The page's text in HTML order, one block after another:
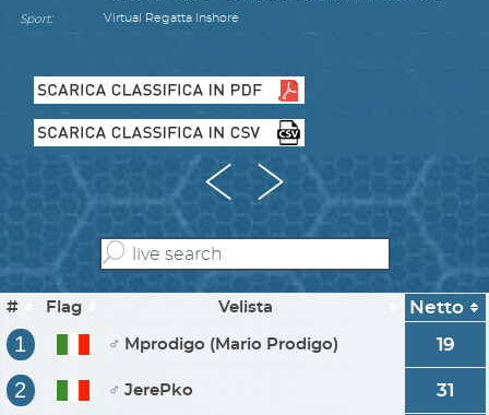
Sport: Virtual Regatta Inshore